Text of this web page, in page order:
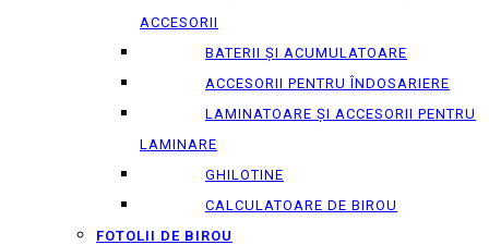
ACCESORII
BATERII ȘI ACUMULATOARE
ACCESORII PENTRU ÎNDOSARIERE
LAMINATOARE ȘI ACCESORII PENTRU
LAMINARE
GHILOTINE
CALCULATOARE DE BIROU
FOTOLII DE BIROU